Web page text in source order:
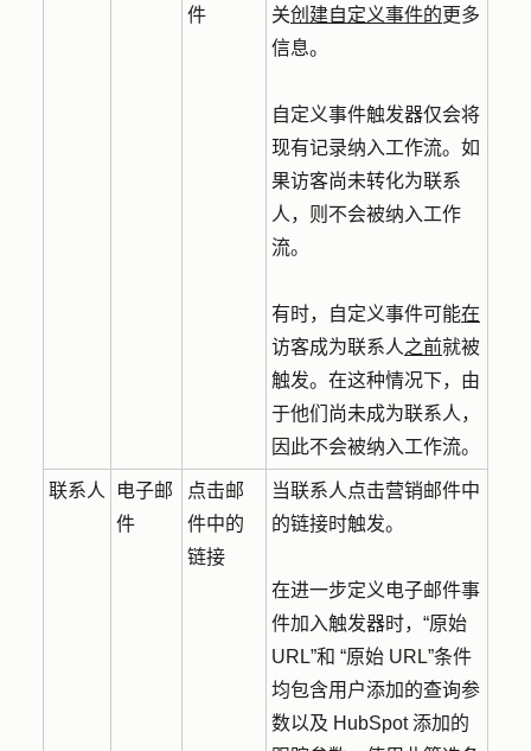
件
关创建自定义事件的更多
信息。
自定义事件触发器仅会将
现有记录纳入工作流。如
果访客尚未转化为联系
人，则不会被纳入工作
流。
有时，自定义事件可能在
访客成为联系人之前就被
触发。在这种情况下，由
于他们尚未成为联系人，
因此不会被纳入工作流。
联系人
电子邮
件
点击邮
件中的
链接
当联系人点击营销邮件中
的链接时触发。
在进一步定义电子邮件事
件加入触发器时，“原始
URL”和 “原始 URL”条件
均包含用户添加的查询参
数以及 HubSpot 添加的